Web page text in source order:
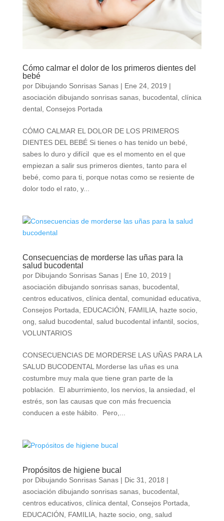
Cómo calmar el dolor de los primeros dientes del
bebé
por Dibujando Sonrisas Sanas| Ene 24, 2019 |
asociación dibujando sonrisas sanas, bucodental, clínica
dental, Consejos Portada
CÓMO CALMAR EL DOLOR DE LOS PRIMEROS
DIENTES DEL BEBÉ Si tienes o has tenido un bebé,
sabes lo duro y difícil que es el momento en el que
empiezan a salir sus primeros dientes, tanto para el
bebé, como para ti, porque notas como se resiente de
dolor todo el rato, y...
Consecuencias de morderse las uñas para la
salud bucodental
por Dibujando Sonrisas Sanas| Ene 10, 2019 |
asociación dibujando sonrisas sanas, bucodental,
centros educativos, clínica dental, comunidad educativa
Consejos Portada
EDUCACIÓN FAMILIA, hazte socio,
ong salud bucodental, salud bucodental infantil, socios,
VOLUNTARIOS
CONSECUENCIAS DE MORDERSE LAS UÑAS PARA LA
SALUD BUCODENTAL Morderse las uñas es una
costumbre muy mala que tiene gran parte de la
población. El aburrimiento, los nervios, la ansiedad, el
estrés, son las causas que con más frecuencia
conducen a este hábito. Pero,...
Propósitos de higiene bucal
por Dibujando Sonrisas Sanas| Dic 31, 2018 |
asociación dibujando sonrisas sanas, bucodental,
centros educativos, clínica dental, Consejos Portada
EDUCACIÓN
FAMILIA, hazte socio, ong salud